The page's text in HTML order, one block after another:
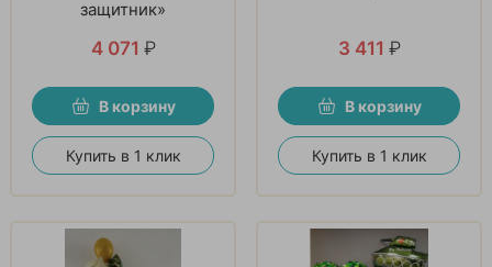
защитник»
4 071 ₽
В корзину
Купить в 1 клик
3 411 ₽
В корзину
Купить в 1 клик